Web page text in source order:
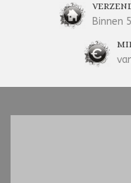
Binnen